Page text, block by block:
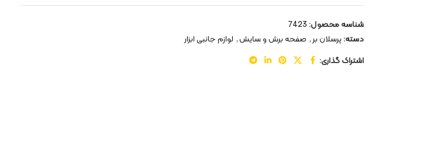
شناسه محصول:7423
دسته:پرسلان بر, صفحه برش و سایش, لوازم جانبی ابزار
اشتراک گذاری: